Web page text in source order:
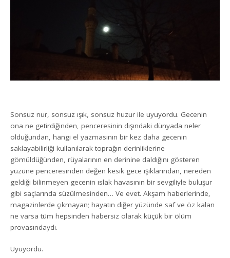
Sonsuz nur, sonsuz ışık, sonsuz huzur ile uyuyordu. Gecenin
ona ne getirdiğinden, penceresinin dışındaki dünyada neler
olduğundan, hangi el yazmasının bir kez daha gecenin
saklayabilirliği kullanılarak toprağın derinliklerine
gömüldüğünden, rüyalarının en derinine daldığını gösteren
yüzüne penceresinden değen kesik gece ışıklarından, nereden
geldiği bilinmeyen gecenin ıslak havasının bir sevgiliyle buluşur
gibi saçlarında süzülmesinden… Ve evet. Akşam haberlerinde,
magazinlerde çıkmayan; hayatın diğer yüzünde saf ve öz kalan
ne varsa tüm hepsinden habersiz olarak küçük bir ölüm
provasındaydı.
Uyuyordu.